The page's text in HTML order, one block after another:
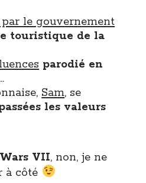
quoi ? #52
Lyon
ma vélorution toute personnelle
ma vélorution toute personnelle
j’ai opéré ma vélorution toute
le gouvernement
touristique de la
parodié en
…
Sam, se
les valeurs
VII, non, je ne
à côté